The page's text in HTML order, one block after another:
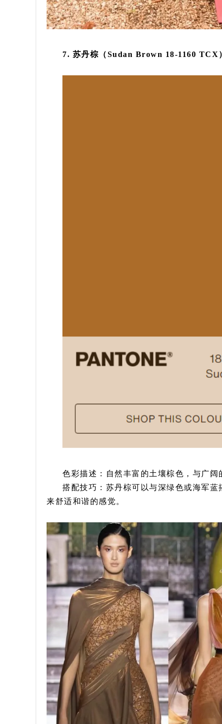
7. 苏丹棕（Sudan Brown 18-1160 TCX
色彩描述：自然丰富的土壤棕色，与广阔
搭配技巧：苏丹棕可以与深绿色或海军
来舒适和谐的感觉。